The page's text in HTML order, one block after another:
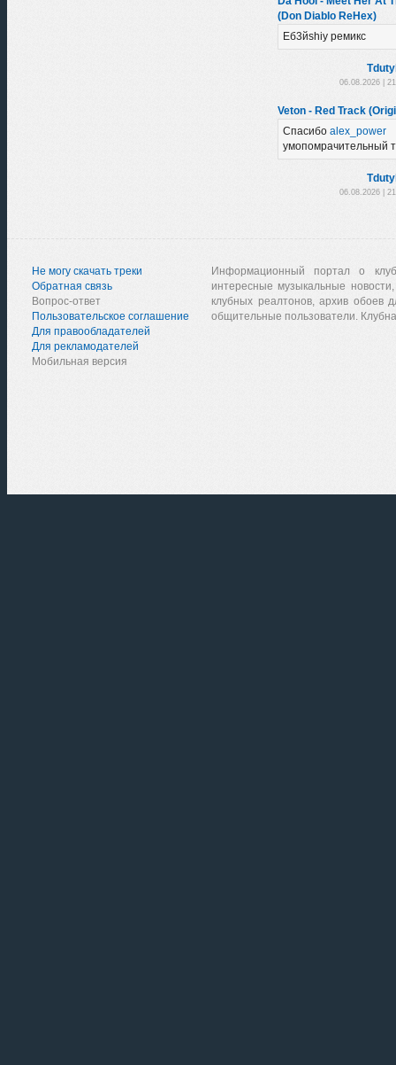
(Don Diablo ReHex)
Еб3йshiy ремикс
06.08.2026 |
Veton - Red Track
Спасибо alex_power
умопомрачительный
06.08.2026 |
Не могу скачать треки
Обратная связь
Вопрос-ответ
Пользовательское соглашение
Для правообладателей
Для рекламодателей
Мобильная версия
Информационный портал о
интересные музыкальные
клубных реалтонов, архив обоев
общительные пользователи.